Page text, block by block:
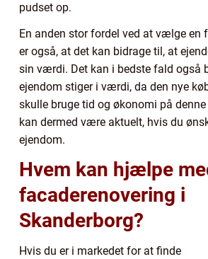
pudset op.
En anden stor fordel ved at vælge en
er også, at det kan bidrage til, at
sin værdi. Det kan i bedste fald også
ejendom stiger i værdi, da den nye
skulle bruge tid og økonomi på
kan dermed være aktuelt, hvis du
ejendom.
Hvem kan hjælpe
facaderenovering i
Skanderborg?
Hvis du er i markedet for at finde